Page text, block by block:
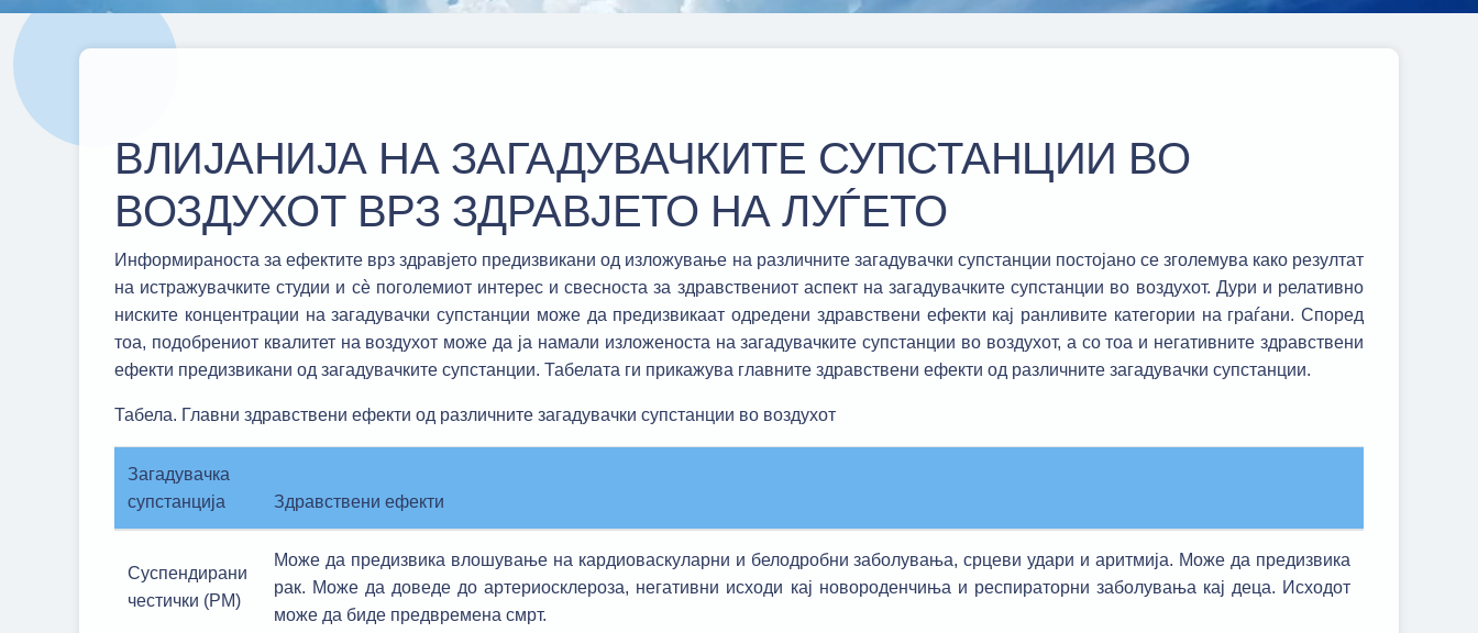
ВЛИЈАНИЈА НА ЗАГАДУВАЧКИТЕ СУПСТАНЦИИ ВО
ВОЗДУХОТ ВРЗ ЗДРАВЈЕТО НА ЛУЃЕТО
Информираноста за ефектите врз здравјето предизвикани од изложување на различните загадувачки супстанции постојано се зголемува како резултат
на истражувачките студии и сè поголемиот интерес и свесноста за здравствениот аспект на загадувачките супстанции во воздухот. Дури и релативно
ниските концентрации на загадувачки супстанции може да предизвикаат одредени здравствени ефекти кај ранливите категории на граѓани. Според
тоа, подобрениот квалитет на воздухот може да ја намали изложеноста на загадувачките супстанции во воздухот, а со тоа и негативните здравствени
ефекти предизвикани од загадувачките супстанции. Табелата ги прикажува главните здравствени ефекти од различните загадувачки супстанции.
Табела. Главни здравствени ефекти од различните загадувачки супстанции во воздухот
Загадувачка
супстанција
Здравствени ефекти
Суспендирани
честички (PM)
Може да предизвика влошување на кардиоваскуларни и белодробни заболувања, срцеви удари и аритмија. Може да предизвика
рак. Може да доведе до артериосклероза, негативни исходи кај новороденчиња и респираторни заболувања кај деца. Исходот
може да биде предвремена смрт.